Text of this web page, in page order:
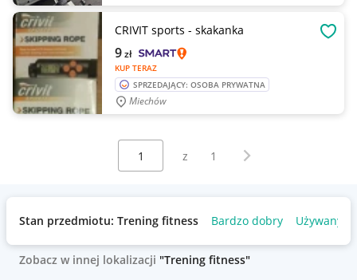
CRIVIT sports - skakanka
KUP TERAZ
9zł
SPRZEDAJĄCY: OSOBA PRYWATNA
Miechów
Wybierz stronę:
z 1 Następna strona
Stan przedmiotu: Trening fitness Bardzo dobry Używany
Zobacz w innej lokalizacji "Trening fitness"